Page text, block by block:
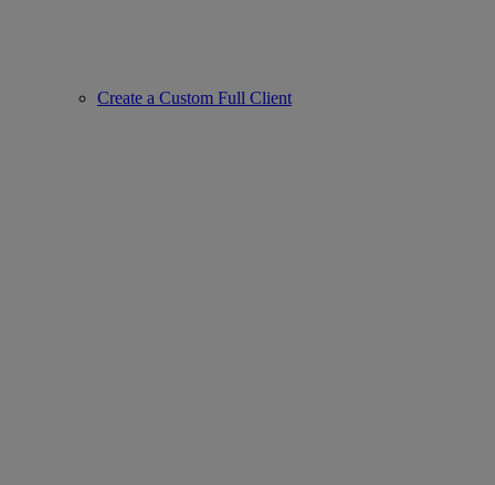
Create a Custom Full Client